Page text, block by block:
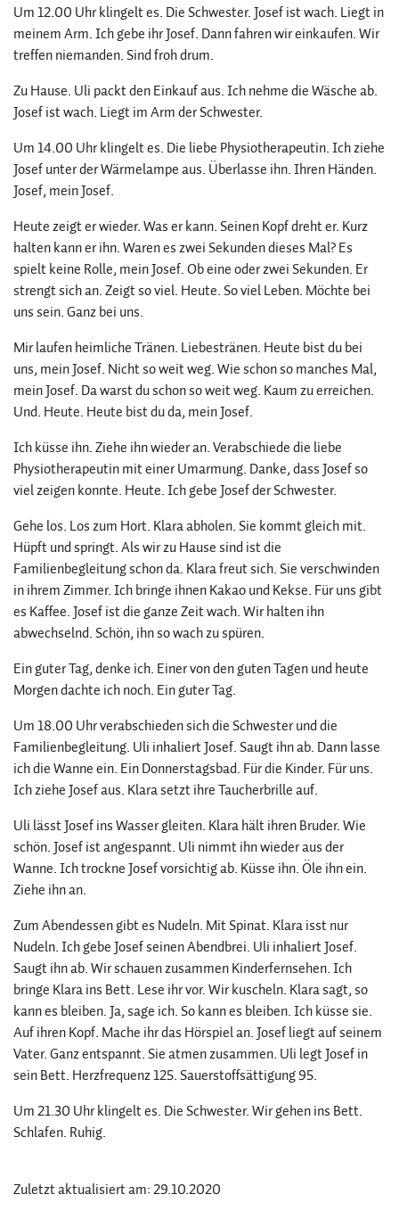
Um 12.00 Uhr klingelt es. Die Schwester. Josef ist wach. Liegt in
meinem Arm. Ich gebe ihr Josef. Dann fahren wir einkaufen. Wir
treffen niemanden. Sind froh drum.
Zu Hause. Uli packt den Einkauf aus. Ich nehme die Wäsche ab.
Josef ist wach. Liegt im Arm der Schwester.
Um 14.00 Uhr klingelt es. Die liebe Physiotherapeutin. Ich ziehe
Josef unter der Wärmelampe aus. Überlasse ihn. Ihren Händen.
Josef, mein Josef.
Heute zeigt er wieder. Was er kann. Seinen Kopf dreht er. Kurz
halten kann er ihn. Waren es zwei Sekunden dieses Mal? Es
spielt keine Rolle, mein Josef. Ob eine oder zwei Sekunden. Er
strengt sich an. Zeigt so viel. Heute. So viel Leben. Möchte bei
uns sein. Ganz bei uns.
Mir laufen heimliche Tränen. Liebestränen. Heute bist du bei
uns, mein Josef. Nicht so weit weg. Wie schon so manches Mal,
mein Josef. Da warst du schon so weit weg. Kaum zu erreichen.
Und. Heute. Heute bist du da, mein Josef.
Ich küsse ihn. Ziehe ihn wieder an. Verabschiede die liebe
Physiotherapeutin mit einer Umarmung. Danke, dass Josef so
viel zeigen konnte. Heute. Ich gebe Josef der Schwester.
Gehe los. Los zum Hort. Klara abholen. Sie kommt gleich mit.
Hüpft und springt. Als wir zu Hause sind ist die
Familienbegleitung schon da. Klara freut sich. Sie verschwinden
in ihrem Zimmer. Ich bringe ihnen Kakao und Kekse. Für uns gibt
es Kaffee. Josef ist die ganze Zeit wach. Wir halten ihn
abwechselnd. Schön, ihn so wach zu spüren.
Ein guter Tag, denke ich. Einer von den guten Tagen und heute
Morgen dachte ich noch. Ein guter Tag.
Um 18.00 Uhr verabschieden sich die Schwester und die
Familienbegleitung. Uli inhaliert Josef. Saugt ihn ab. Dann lasse
ich die Wanne ein. Ein Donnerstagsbad. Für die Kinder. Für uns.
Ich ziehe Josef aus. Klara setzt ihre Taucherbrille auf.
Uli lässt Josef ins Wasser gleiten. Klara hält ihren Bruder. Wie
schön. Josef ist angespannt. Uli nimmt ihn wieder aus der
Wanne. Ich trockne Josef vorsichtig ab. Küsse ihn. Öle ihn ein.
Ziehe ihn an.
Zum Abendessen gibt es Nudeln. Mit Spinat. Klara isst nur
Nudeln. Ich gebe Josef seinen Abendbrei. Uli inhaliert Josef.
Saugt ihn ab. Wir schauen zusammen Kinderfernsehen. Ich
bringe Klara ins Bett. Lese ihr vor. Wir kuscheln. Klara sagt, so
kann es bleiben. Ja, sage ich. So kann es bleiben. Ich küsse sie.
Auf ihren Kopf. Mache ihr das Hörspiel an. Josef liegt auf seinem
Vater. Ganz entspannt. Sie atmen zusammen. Uli legt Josef in
sein Bett. Herzfrequenz 125. Sauerstoffsättigung 95.
Um 21.30 Uhr klingelt es. Die Schwester. Wir gehen ins Bett.
Schlafen. Ruhig.
Zuletzt aktualisiert am: 29.10.2020